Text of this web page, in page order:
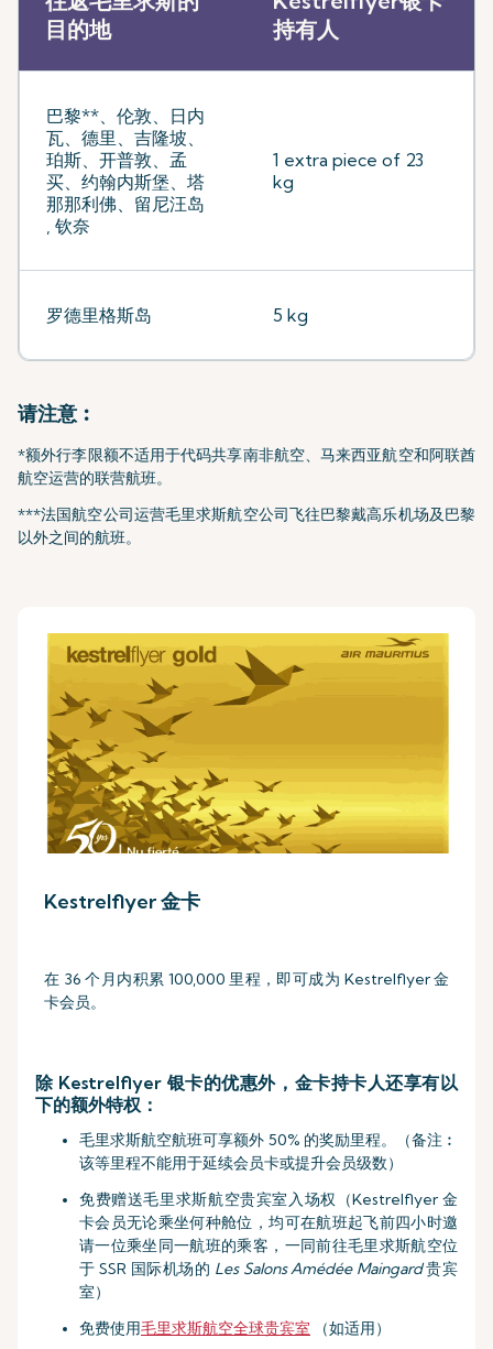
目的地
持有人
巴黎**、伦敦、日内
瓦、德里、吉隆坡、
珀斯、开普敦、孟
买、约翰内斯堡、塔
那那利佛、留尼汪岛
, 钦奈
1 extra piece of 23
kg
罗德里格斯岛 5 kg
请注意︰
*额外行李限额不适用于代码共享南非航空、马来西亚航空和阿联酋
航空运营的联营航班。
***法国航空公司运营毛里求斯航空公司飞往巴黎戴高乐机场及巴黎
以外之间的航班。
Kestrelflyer 金卡
在 36 个月内积累 100,000 里程，即可成为 Kestrelflyer 金
卡会员。
除 Kestrelflyer 银卡的优惠外，金卡持卡人还享有以
下的额外特权：
毛里求斯航空航班可享额外 50% 的奖励里程。（备注︰
该等里程不能用于延续会员卡或提升会员级数）
免费赠送毛里求斯航空贵宾室入场权（Kestrelflyer 金
卡会员无论乘坐何种舱位，均可在航班起飞前四小时邀
请一位乘坐同一航班的乘客，一同前往毛里求斯航空位
于 SSR 国际机场的 Les Salons Amédée Maingard贵宾
室）
免费使用毛里求斯航空全球贵宾室 （如适用）